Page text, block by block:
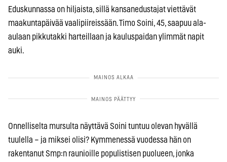
Eduskunnassa on hiljaista, sillä kansanedustajat viettävät
maakuntapäivää vaalipiireissään. Timo Soini, 45, saapuu ala-
aulaan pikkutakki harteillaan ja kauluspaidan ylimmät napit
auki.
Onnelliselta mursulta näyttävä Soini tuntuu olevan hyvällä
tuulella – ja miksei olisi? Kymmenessä vuodessa hän on
rakentanut Smp:n raunioille populistisen puolueen, jonka